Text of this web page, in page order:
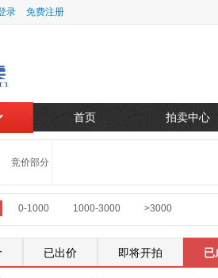
录 免费注册
首页 拍卖中心
竞价部分
0-1000 1000-3000 >3000
已出价 即将开拍 已